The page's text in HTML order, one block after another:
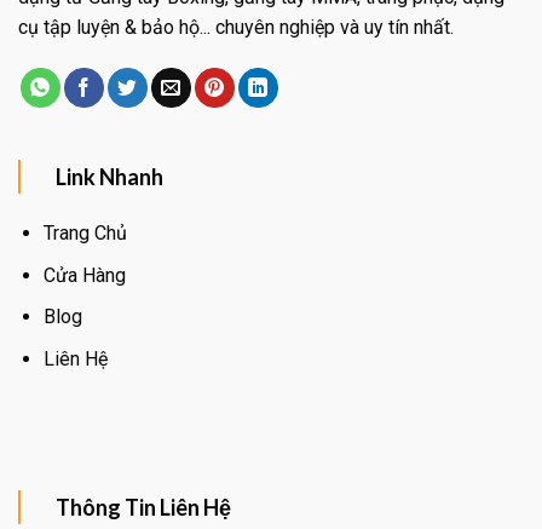
cụ tập luyện & bảo hộ... chuyên nghiệp và uy tín nhất.
Link Nhanh
Trang Chủ
Cửa Hàng
Blog
Liên Hệ
Thông Tin Liên Hệ